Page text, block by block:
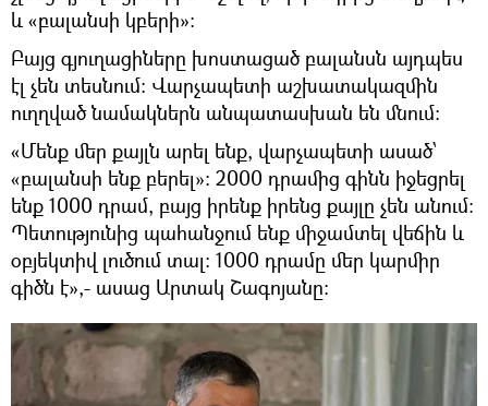
և «բալանսի կբերի»։
Բայց գյուղացիները խոստացած բալանսն այդպես
էլ չեն տեսնում։ Վարչապետի աշխատակազմին
ուղղված նամակներն անպատասխան են մնում։
«Մենք մեր քայլն արել ենք, վարչապետի ասած՝
«բալանսի ենք բերել»։ 2000 դրամից գինն իջեցրել
ենք 1000 դրամ, բայց իրենք իրենց քայլը չեն անում։
Պետությունից պահանջում ենք միջամտել վեճին և
օբյեկտիվ լուծում տալ։ 1000 դրամը մեր կարմիր
գիծն է»,- ասաց Արտակ Շագոյանը։